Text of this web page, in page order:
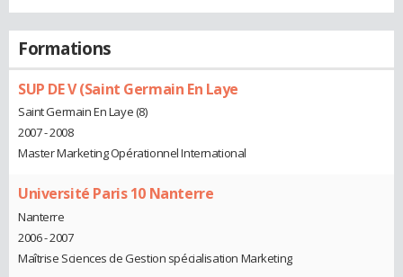
Formations
SUP DE V (Saint Germain En Laye
Saint Germain En Laye (8)
2007 - 2008
Master Marketing Opérationnel International
Université Paris 10 Nanterre
Nanterre
2006 - 2007
Maîtrise Sciences de Gestion spécialisation Marketing